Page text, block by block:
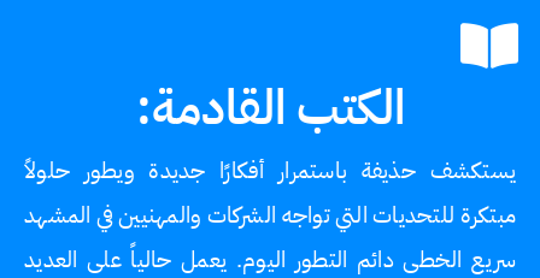
الكتب القادمة:
يستكشف حذيفة باستمرار أفكارًا جديدة ويطور حلولاً
مبتكرة للتحديات التي تواجه الشركات والمهنيين في المشهد
سريع الخطى دائم التطور اليوم. يعمل حالياً على العديد